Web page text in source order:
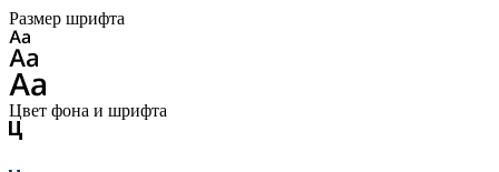
Размер шрифта
Цвет фона и шрифта